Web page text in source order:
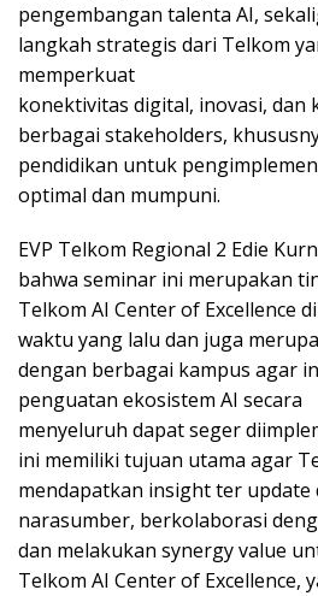
pengembangan talenta AI,
langkah strategis dari Telkom
memperkuat
konektivitas digital, inovasi, dan
berbagai stakeholders,
pendidikan untuk
optimal dan mumpuni.
EVP Telkom Regional 2 Edie
bahwa seminar ini merupakan
Telkom AI Center of Excellence
waktu yang lalu dan juga
dengan berbagai kampus agar
penguatan ekosistem AI secara
menyeluruh dapat seger
ini memiliki tujuan utama agar
mendapatkan insight ter update
narasumber, berkolaborasi
dan melakukan synergy value
Telkom AI Center of Excellence,